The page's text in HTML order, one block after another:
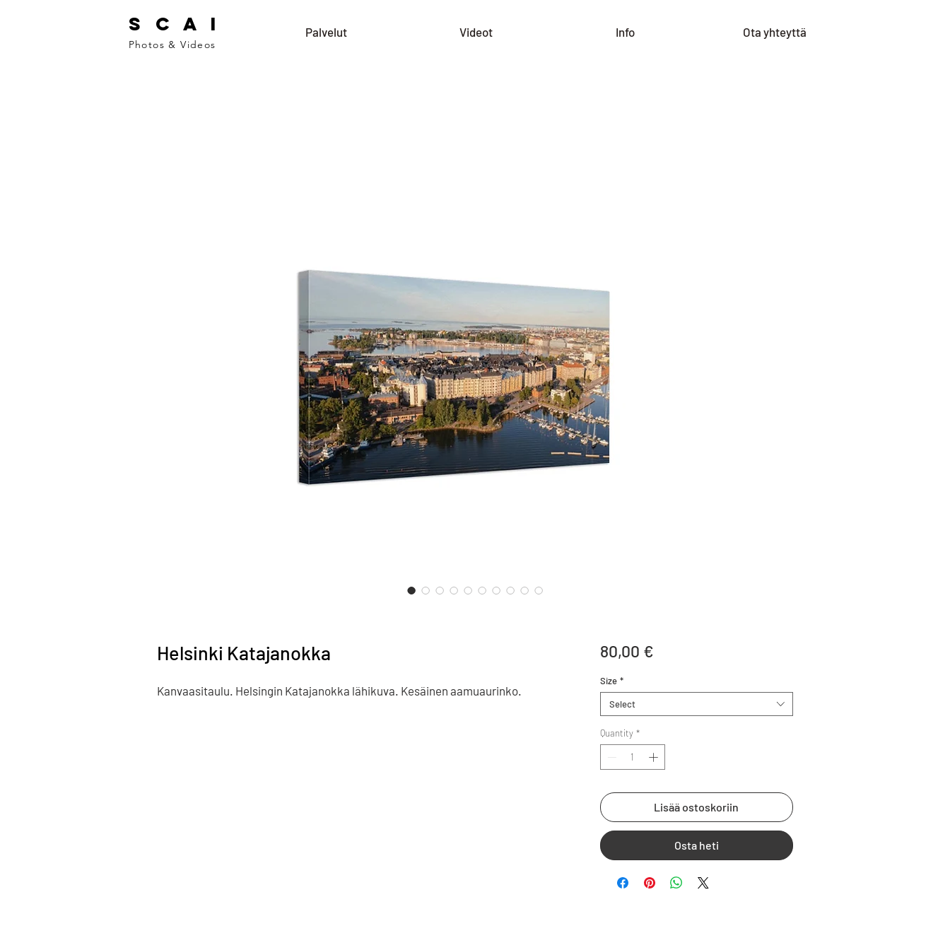
S C A I
Photos & Videos
Palvelut Videot Info Ota yhteyttä
Helsinki Katajanokka
Kanvaasitaulu. Helsingin Katajanokka lähikuva. Kesäinen aamuaurinko.
80,00 €Price
Size *
Select
Quantity *
Lisää ostoskoriin
Osta heti